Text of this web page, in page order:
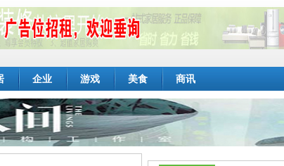
企业 游戏 美食 商讯